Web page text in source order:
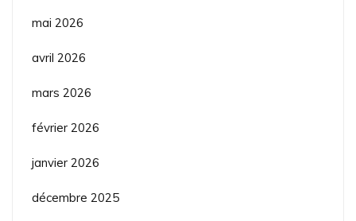
mai 2026
avril 2026
mars 2026
février 2026
janvier 2026
décembre 2025